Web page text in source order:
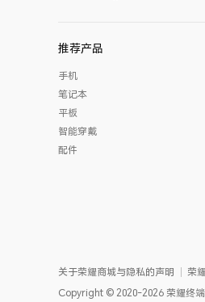
推荐产品
手机
笔记本
平板
智能穿戴
配件
关于荣耀商城与隐私的声明 荣
Copyright © 2020-2026 荣耀终